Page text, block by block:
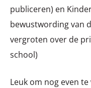
publiceren) en
bewustwording van
vergroten over de
school)
Leuk om nog even